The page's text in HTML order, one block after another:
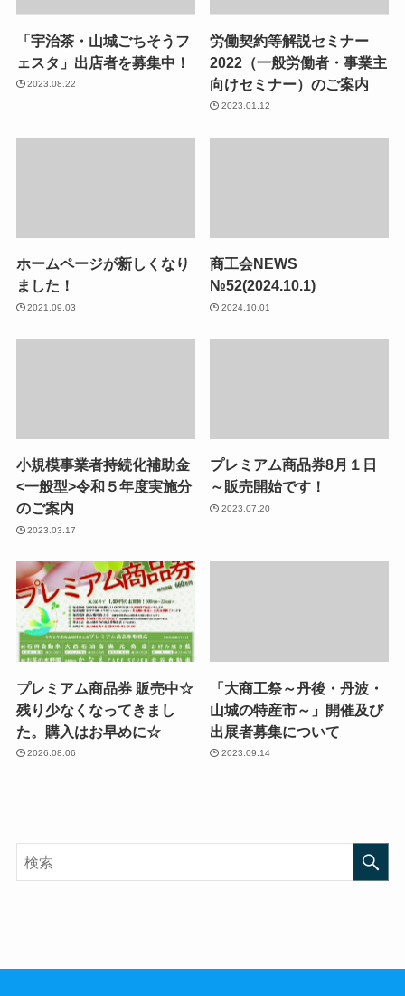
「宇治茶・山城ごちそうフ
ェスタ」出店者を募集中！
2023.08.22
労働契約等解説セミナー
2022（一般労働者・事業主
向けセミナー）のご案内
2023.01.12
ホームページが新しくなり
ました！
2021.09.03
商工会NEWS
№52(2024.10.1)
2024.10.01
小規模事業者持続化補助金
<一般型>令和５年度実施分
のご案内
2023.03.17
プレミアム商品券8月１日
～販売開始です！
2023.07.20
プレミアム商品券 販売中☆
残り少なくなってきまし
た。購入はお早めに☆
2026.08.06
「大商工祭～丹後・丹波・
山城の特産市～」開催及び
出展者募集について
2023.09.14